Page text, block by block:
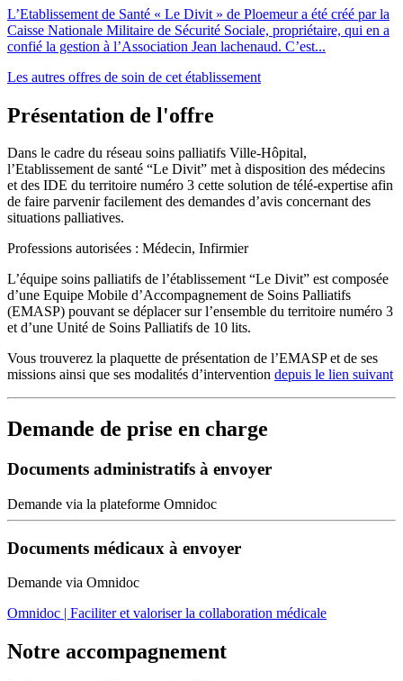
L’Etablissement de Santé « Le Divit » de Ploemeur a été créé par la
Caisse Nationale Militaire de Sécurité Sociale, propriétaire, qui en a
confié la gestion à l’Association Jean lachenaud. C’est...
Les autres offres de soin de cet établissement
Présentation de l'offre
Dans le cadre du réseau soins palliatifs Ville-Hôpital,
l’Etablissement de santé “Le Divit” met à disposition des médecins
et des IDE du territoire numéro 3 cette solution de télé-expertise afin
de faire parvenir facilement des demandes d’avis concernant des
situations palliatives.
Professions autorisées : Médecin, Infirmier
L’équipe soins palliatifs de l’établissement “Le Divit” est composée
d’une Equipe Mobile d’Accompagnement de Soins Palliatifs
(EMASP) pouvant se déplacer sur l’ensemble du territoire numéro 3
et d’une Unité de Soins Palliatifs de 10 lits.
Vous trouverez la plaquette de présentation de l’EMASP et de ses
missions ainsi que ses modalités d’intervention depuis le lien suivant
Demande de prise en charge
Documents administratifs à envoyer
Demande via la plateforme Omnidoc
Documents médicaux à envoyer
Demande via Omnidoc
Omnidoc | Faciliter et valoriser la collaboration médicale
Notre accompagnement